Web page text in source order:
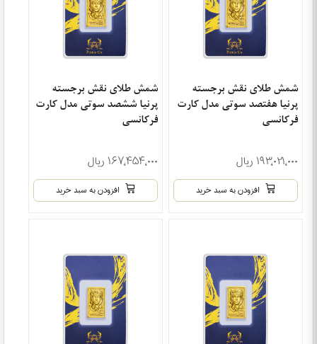
شمش طلای نقش برجسته
پرنیا هفتصد سوتی مدل کارت
فرکانسی
۱۹۳٬۰۲۱٬۰۰۰ ریال
افزودن به سبد خرید
شمش طلای نقش برجسته
پرنیا ششصد سوتی مدل کارت
فرکانسی
۱۶۷٬۴۵۴٬۰۰۰ ریال
افزودن به سبد خرید